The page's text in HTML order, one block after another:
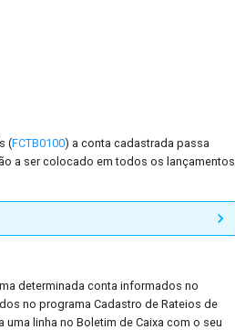
(FCTB0100) a conta cadastrada passa
a ser colocado em todos os lançamentos
determinada conta informados no
no programa Cadastro de Rateios de
linha no Boletim de Caixa com o seu